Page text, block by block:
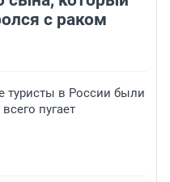
с раком
туристы в России были
пугает